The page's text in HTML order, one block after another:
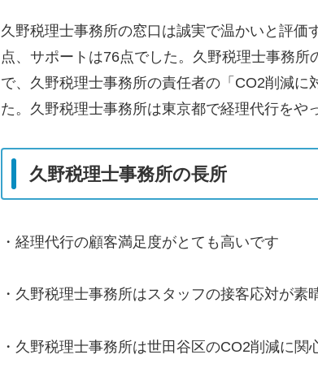
久野税理士事務所の窓口は誠実で温かいと評
点、サポートは76点でした。久野税理士事務
で、久野税理士事務所の責任者の「CO2削減
た。久野税理士事務所は東京都で経理代行をや
久野税理士事務所の長所
・経理代行の顧客満足度がとても高いです
・久野税理士事務所はスタッフの接客応対が素
・久野税理士事務所は世田谷区のCO2削減に関